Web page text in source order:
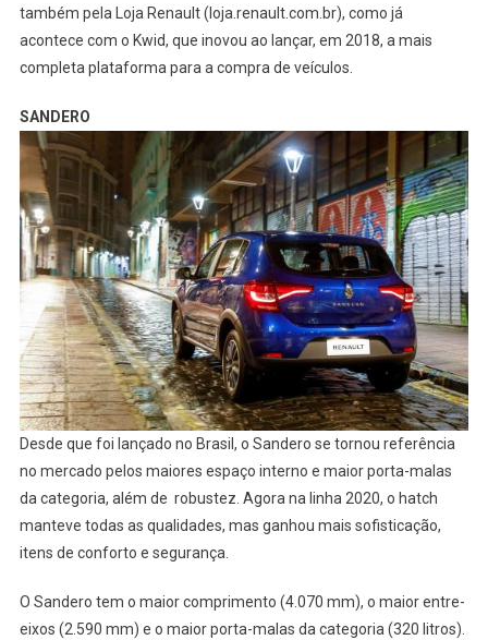
também pela Loja Renault (loja.renault.com.br), como já
acontece com o Kwid, que inovou ao lançar, em 2018, a mais
completa plataforma para a compra de veículos.
SANDERO
Desde que foi lançado no Brasil, o Sandero se tornou referência
no mercado pelos maiores espaço interno e maior porta-malas
da categoria, além de robustez. Agora na linha 2020, o hatch
manteve todas as qualidades, mas ganhou mais sofisticação,
itens de conforto e segurança.
O Sandero tem o maior comprimento (4.070 mm), o maior entre-
eixos (2.590 mm) e o maior porta-malas da categoria (320 litros).